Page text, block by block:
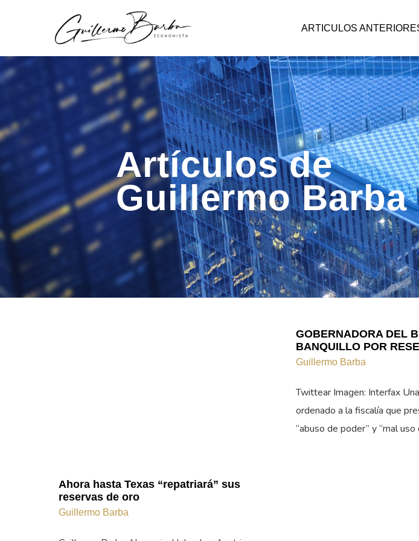
ARTICULOS
Artículos de
Guillermo Barba
Ahora hasta Texas “repatriará” sus
reservas de oro
Guillermo Barba
GOBERNADORA DEL
BANQUILLO POR
Guillermo Barba
Twittear Imagen: Interfax
ordenado a la fiscalía que
“abuso de poder” y “mal uso